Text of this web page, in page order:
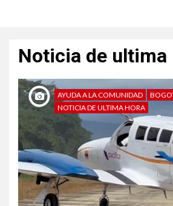
Noticia de ultima
AYUDA A LA COMUNIDAD
NOTICIA DE ULTIMA HORA